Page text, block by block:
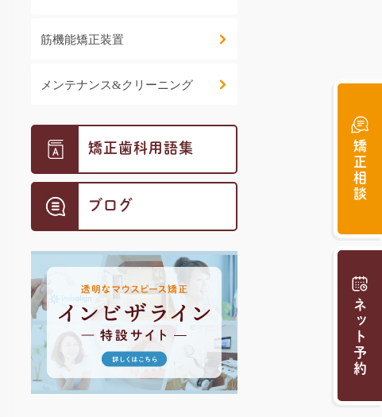
筋機能矯正装置
メンテナンス&クリーニング
矯正歯科用語集
ブログ
矯正相談
ネット予約